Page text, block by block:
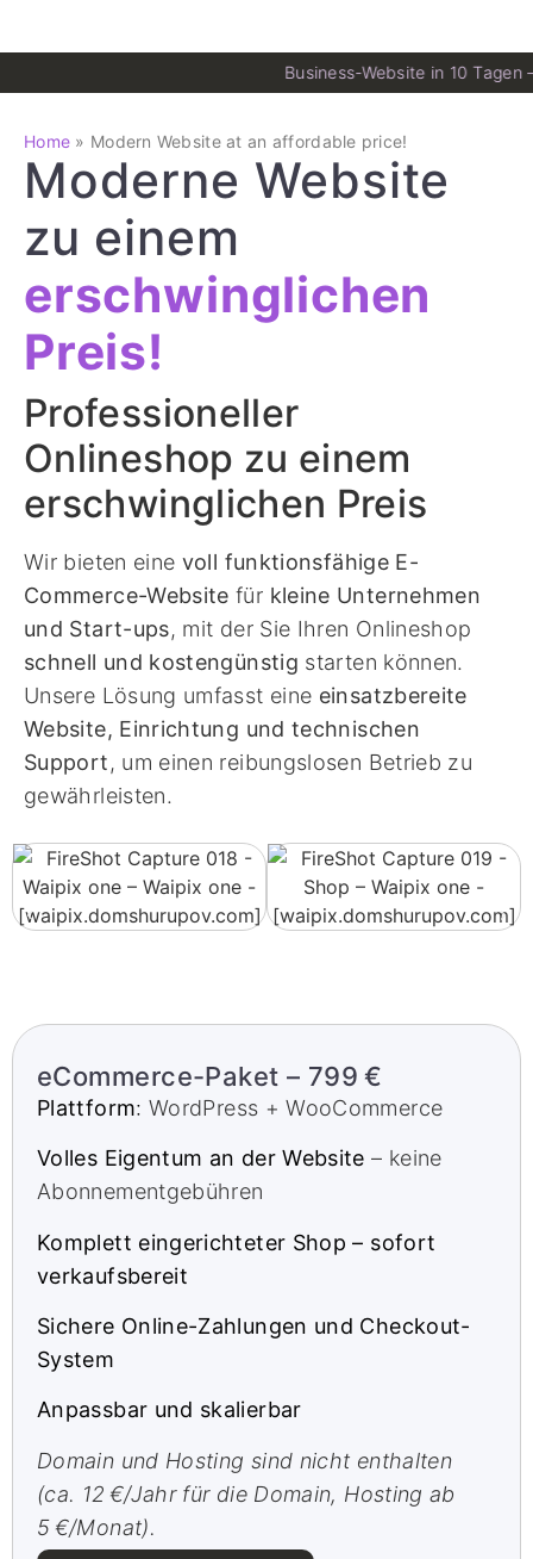
Business-Website in 10
Home » Modern Website at an affordable price!
Moderne Website
zu einem
erschwinglichen
Preis!
Professioneller
Onlineshop zu einem
erschwinglichen Preis
Wir bieten eine voll funktionsfähige E-
Commerce-Website für kleine Unternehmen
und Start-ups, mit der Sie Ihren Onlineshop
schnell und kostengünstig starten können.
Unsere Lösung umfasst eine einsatzbereite
Website, Einrichtung und technischen
Support, um einen reibungslosen Betrieb zu
gewährleisten.
eCommerce-Paket – 799 €
Plattform: WordPress + WooCommerce
Volles Eigentum an der Website – keine
Abonnementgebühren
Komplett eingerichteter Shop – sofort
verkaufsbereit
Sichere Online-Zahlungen und Checkout-
System
Anpassbar und skalierbar
Domain und Hosting sind nicht enthalten
(ca. 12 €/Jahr für die Domain, Hosting ab
5 €/Monat).